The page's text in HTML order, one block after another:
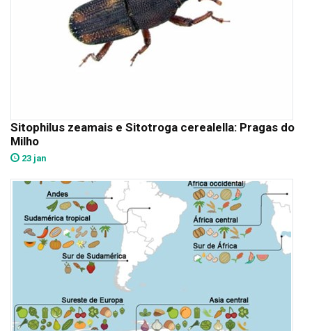
Sitophilus zeamais e Sitotroga cerealella: Pragas do
Milho
23 jan